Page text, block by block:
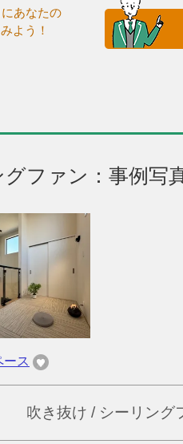
あなたの
よう！
ファン：事例写
ース
吹き抜け / シーリング